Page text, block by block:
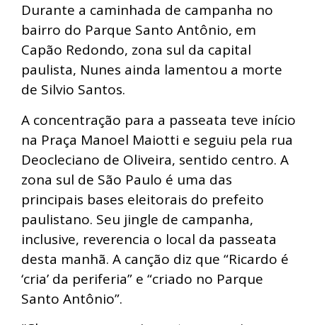
Durante a caminhada de campanha no
bairro do Parque Santo Antônio, em
Capão Redondo, zona sul da capital
paulista, Nunes ainda lamentou a morte
de Silvio Santos.
A concentração para a passeata teve início
na Praça Manoel Maiotti e seguiu pela rua
Deocleciano de Oliveira, sentido centro. A
zona sul de São Paulo é uma das
principais bases eleitorais do prefeito
paulistano. Seu jingle de campanha,
inclusive, reverencia o local da passeata
desta manhã. A canção diz que “Ricardo é
‘cria’ da periferia” e “criado no Parque
Santo Antônio”.